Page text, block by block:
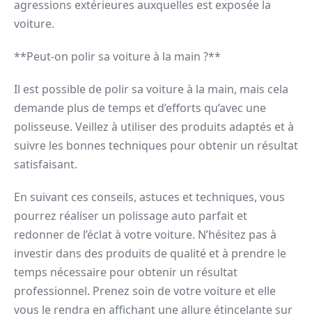
agressions extérieures auxquelles est exposée la
voiture.
**Peut-on polir sa voiture à la main ?**
Il est possible de polir sa voiture à la main, mais cela
demande plus de temps et d’efforts qu’avec une
polisseuse. Veillez à utiliser des produits adaptés et à
suivre les bonnes techniques pour obtenir un résultat
satisfaisant.
En suivant ces conseils, astuces et techniques, vous
pourrez réaliser un polissage auto parfait et
redonner de l’éclat à votre voiture. N’hésitez pas à
investir dans des produits de qualité et à prendre le
temps nécessaire pour obtenir un résultat
professionnel. Prenez soin de votre voiture et elle
vous le rendra en affichant une allure étincelante sur